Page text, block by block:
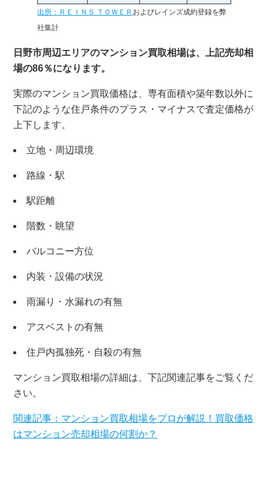
×
無料査定・売却相談
10時～18時/水曜日定休
出所：ＲＥＩＮＳ ＴＯＷＥＲ およびレインズ成約登録を弊
社集計
日野市周辺エリアのマンション買取相場は、上記売却相
場の86％になります。
実際のマンション買取価格は、専有面積や築年数以外に
下記のような住戸条件のプラス・マイナスで査定価格が
上下します。
立地・周辺環境
路線・駅
駅距離
階数・眺望
バルコニー方位
内装・設備の状況
雨漏り・水漏れの有無
アスベストの有無
住戸内孤独死・自殺の有無
マンション買取相場の詳細は、下記関連記事をご覧くだ
さい。
関連記事：マンション買取相場をプロが解説！買取価格
はマンション売却相場の何割か？